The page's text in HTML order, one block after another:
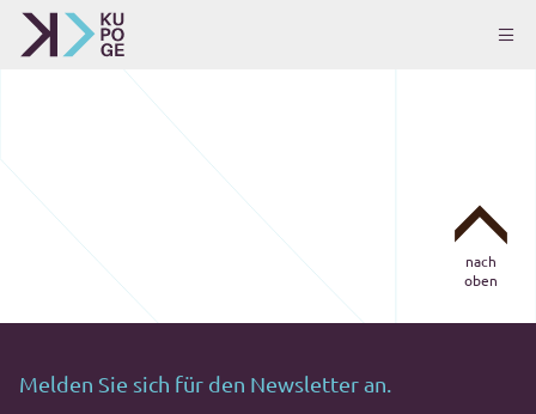
nach
oben
Melden Sie sich für den Newsletter an.